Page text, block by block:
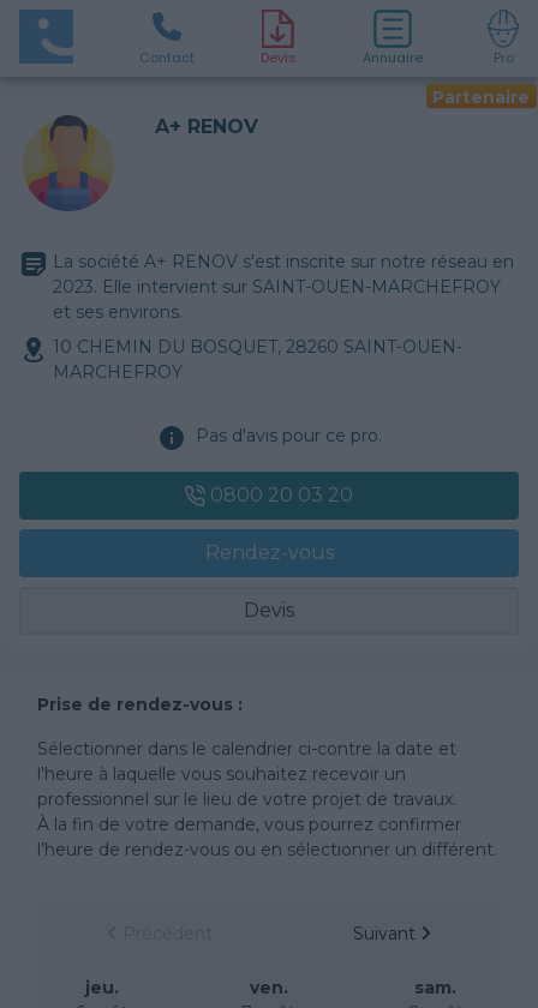
Contact Devis Annuaire Pro
Partenaire
A+ RENOV
La société A+ RENOV s'est inscrite sur notre réseau en
2023. Elle intervient sur SAINT-OUEN-MARCHEFROY
et ses environs.
10 CHEMIN DU BOSQUET, 28260 SAINT-OUEN-
MARCHEFROY
Pas d'avis pour ce pro.
0800 20 03 20
Rendez-vous
Devis
Prise de rendez-vous :
Sélectionner dans le calendrier ci-contre la date et
l'heure à laquelle vous souhaitez recevoir un
professionnel sur le lieu de votre projet de travaux.
À la fin de votre demande, vous pourrez confirmer
l’heure de rendez-vous ou en sélectionner un différent.
Suivant
jeu.
ven.
sam.